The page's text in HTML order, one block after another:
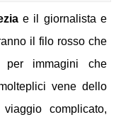
e il
giornalista e
il filo rosso che
per immagini che
vene dello
complicato,